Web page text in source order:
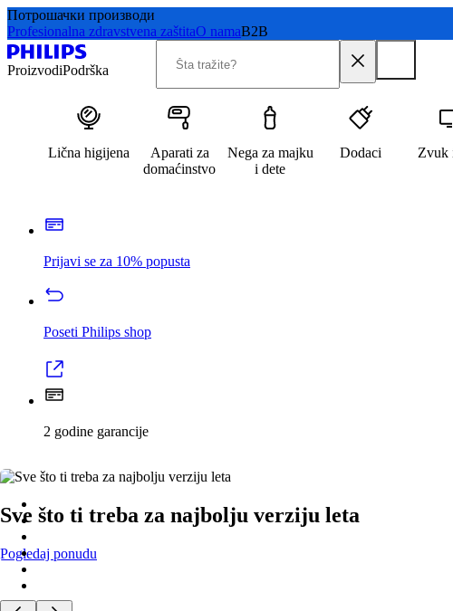
Потрошачки производи
Profesionalna zdravstvena zaštitaO namaB2B
ProizvodiPodrška
Lična higijena
Aparati za
domaćinstvo
Nega za majku
i dete
Dodaci Zvuk
Prijavi se za 10% popusta
Poseti Philips shop
2 godine garancije
Sve što ti treba za najbolju verziju leta
Pogledaj ponudu